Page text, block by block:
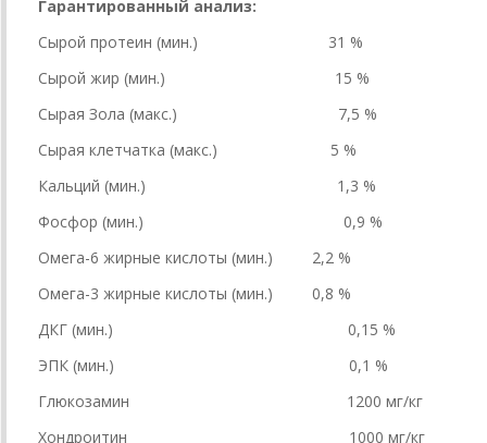
Гарантированный анализ:
Сырой протеин (мин.) 31 %
Сырой жир (мин.) 15 %
Сырая Зола (макс.) 7,5 %
Сырая клетчатка (макс.) 5 %
Кальций (мин.) 1,3 %
Фосфор (мин.) 0,9 %
Омега-6 жирные кислоты (мин.) 2,2 %
Омега-3 жирные кислоты (мин.) 0,8 %
ДКГ (мин.) 0,15 %
ЭПК (мин.) 0,1 %
Глюкозамин 1200 мг/кг
Хондроитин 1000 мг/кг